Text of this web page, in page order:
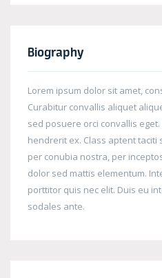
Biography
Lorem ipsum dolor sit amet,
Curabitur convallis aliquet
sed posuere orci convallis
hendrerit ex. Class aptent
per conubia nostra, per
dolor sed mattis elementum.
porttitor quis nec elit. Duis eu
sodales ante.